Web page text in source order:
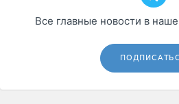
Все главные новости в